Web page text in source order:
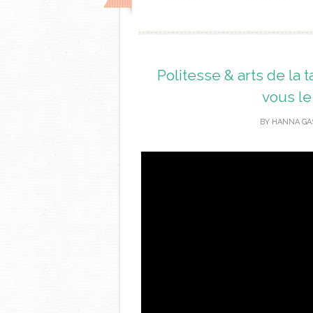
Politesse & arts de la
vous
BY HANNA